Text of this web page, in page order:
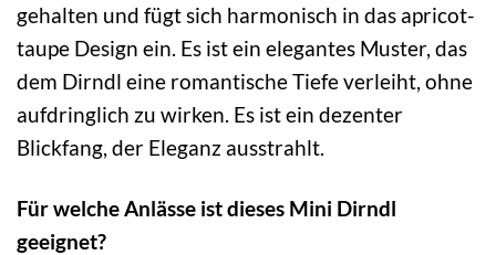
gehalten und fügt sich harmonisch in das apricot-
taupe Design ein. Es ist ein elegantes Muster, das
dem Dirndl eine romantische Tiefe verleiht, ohne
aufdringlich zu wirken. Es ist ein dezenter
Blickfang, der Eleganz ausstrahlt.
Für welche Anlässe ist dieses Mini Dirndl
geeignet?